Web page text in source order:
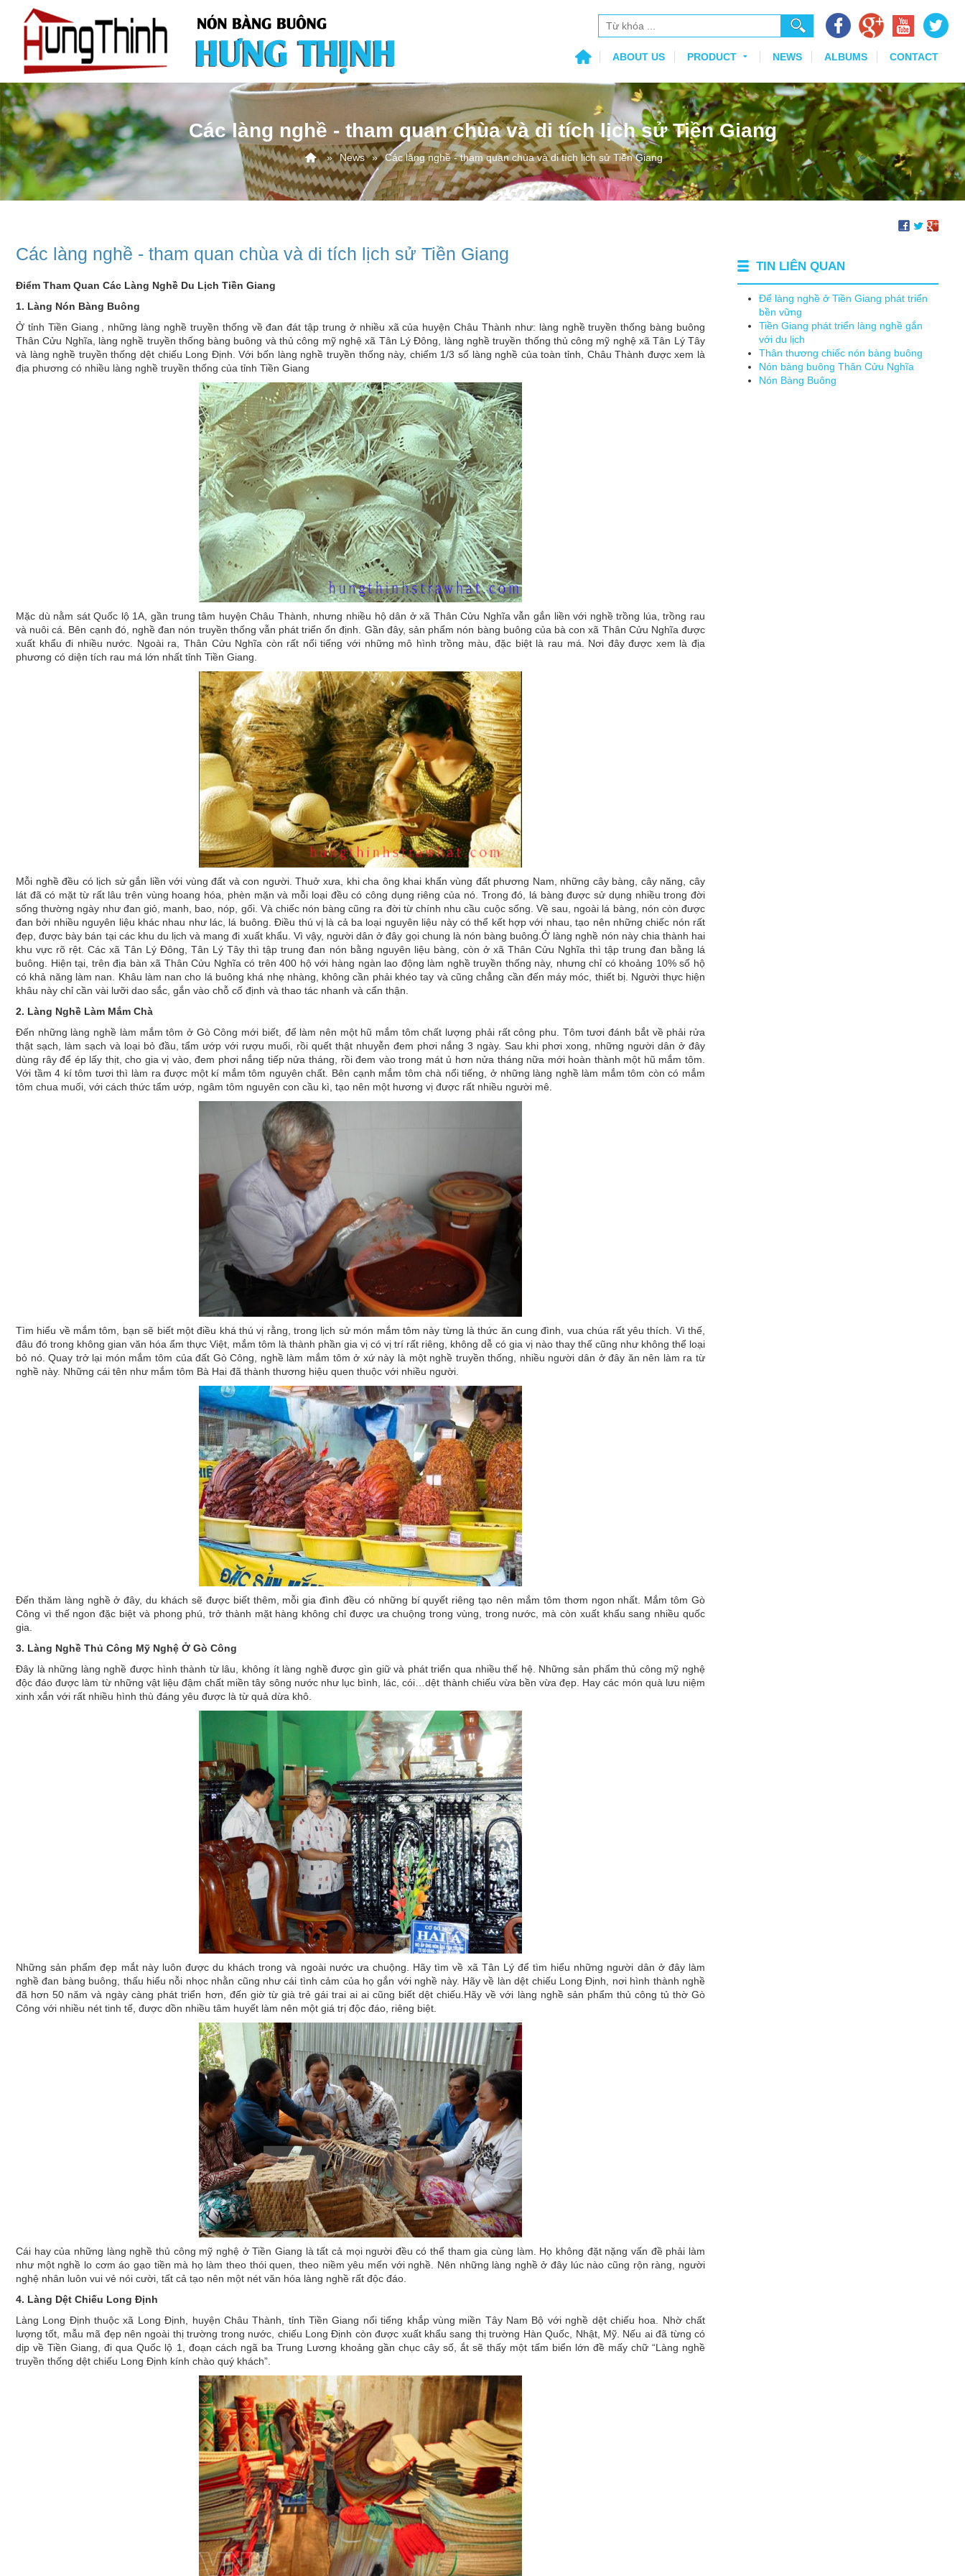
ABOUT US PRODUCT NEWS ALBUMS CONTACT
Các làng nghề - tham quan chùa và di tích lịch sử Tiền Giang
News Các làng nghề - tham quan chùa và di tích lịch sử Tiền Giang
Các làng nghề - tham quan chùa và di tích lịch sử Tiền Giang
Điểm Tham Quan Các Làng Nghề Du Lịch Tiền Giang
1. Làng Nón Bàng Buông
Ở tỉnh Tiền Giang , những làng nghề truyền thống về đan đát tập trung ở nhiều xã của huyện Châu Thành như: làng nghề truyền thống bàng buông
Thân Cửu Nghĩa, làng nghề truyền thống bàng buông và thủ công mỹ nghệ xã Tân Lý Đông, làng nghề truyền thống thủ công mỹ nghệ xã Tân Lý Tây
và làng nghề truyền thống dệt chiếu Long Định. Với bốn làng nghề truyền thống này, chiếm 1/3 số làng nghề của toàn tỉnh, Châu Thành được xem là
địa phương có nhiều làng nghề truyền thống của tỉnh Tiền Giang
Mặc dù nằm sát Quốc lộ 1A, gần trung tâm huyện Châu Thành, nhưng nhiều hộ dân ở xã Thân Cửu Nghĩa vẫn gắn liền với nghề trồng lúa, trồng rau
và nuôi cá. Bên cạnh đó, nghề đan nón truyền thống vẫn phát triển ổn định. Gần đây, sản phẩm nón bàng buông của bà con xã Thân Cửu Nghĩa được
xuất khẩu đi nhiều nước. Ngoài ra, Thân Cửu Nghĩa còn rất nổi tiếng với những mô hình trồng màu, đặc biệt là rau má. Nơi đây được xem là địa
phương có diện tích rau má lớn nhất tỉnh Tiền Giang.
Mỗi nghề đều có lịch sử gắn liền với vùng đất và con người. Thuở xưa, khi cha ông khai khẩn vùng đất phương Nam, những cây bàng, cây năng, cây
lát đã có mặt từ rất lâu trên vùng hoang hóa, phèn mặn và mỗi loại đều có công dụng riêng của nó. Trong đó, lá bàng được sử dụng nhiều trong đời
sống thường ngày như đan giỏ, manh, bao, nóp, gối. Và chiếc nón bàng cũng ra đời từ chính nhu cầu cuộc sống. Về sau, ngoài lá bàng, nón còn được
đan bởi nhiều nguyên liệu khác nhau như lác, lá buông. Điều thú vị là cả ba loại nguyên liệu này có thể kết hợp với nhau, tạo nên những chiếc nón rất
đẹp, được bày bán tại các khu du lịch và mang đi xuất khẩu. Vì vậy, người dân ở đây gọi chung là nón bàng buông.Ở làng nghề nón này chia thành hai
khu vực rõ rệt. Các xã Tân Lý Đông, Tân Lý Tây thì tập trung đan nón bằng nguyên liệu bàng, còn ở xã Thân Cửu Nghĩa thì tập trung đan bằng lá
buông. Hiện tại, trên địa bàn xã Thân Cửu Nghĩa có trên 400 hộ với hàng ngàn lao động làm nghề truyền thống này, nhưng chỉ có khoảng 10% số hộ
có khả năng làm nan. Khâu làm nan cho lá buông khá nhẹ nhàng, không cần phải khéo tay và cũng chẳng cần đến máy móc, thiết bị. Người thực hiện
khâu này chỉ cần vài lưỡi dao sắc, gắn vào chỗ cố định và thao tác nhanh và cẩn thận.
2. Làng Nghề Làm Mắm Chà
Đến những làng nghề làm mắm tôm ở Gò Công mới biết, để làm nên một hũ mắm tôm chất lượng phải rất công phu. Tôm tươi đánh bắt về phải rửa
thật sạch, làm sạch và loại bỏ đầu, tẩm ướp với rượu muối, rồi quết thật nhuyễn đem phơi nắng 3 ngày. Sau khi phơi xong, những người dân ở đây
dùng rây để ép lấy thịt, cho gia vị vào, đem phơi nắng tiếp nửa tháng, rồi đem vào trong mát ủ hơn nửa tháng nữa mới hoàn thành một hũ mắm tôm.
Với tầm 4 kí tôm tươi thì làm ra được một kí mắm tôm nguyên chất. Bên cạnh mắm tôm chà nổi tiếng, ở những làng nghề làm mắm tôm còn có mắm
tôm chua muối, với cách thức tẩm ướp, ngâm tôm nguyên con cầu kì, tạo nên một hương vị được rất nhiều người mê.
Tìm hiểu về mắm tôm, bạn sẽ biết một điều khá thú vị rằng, trong lịch sử món mắm tôm này từng là thức ăn cung đình, vua chúa rất yêu thích. Vì thế,
đâu đó trong không gian văn hóa ẩm thực Việt, mắm tôm là thành phần gia vị có vị trí rất riêng, không dễ có gia vị nào thay thế cũng như không thể loại
bỏ nó. Quay trở lại món mắm tôm của đất Gò Công, nghề làm mắm tôm ở xứ này là một nghề truyền thống, nhiều người dân ở đây ăn nên làm ra từ
nghề này. Những cái tên như mắm tôm Bà Hai đã thành thương hiệu quen thuộc với nhiều người.
Đến thăm làng nghề ở đây, du khách sẽ được biết thêm, mỗi gia đình đều có những bí quyết riêng tạo nên mắm tôm thơm ngon nhất. Mắm tôm Gò
Công vì thế ngon đặc biệt và phong phú, trở thành mặt hàng không chỉ được ưa chuộng trong vùng, trong nước, mà còn xuất khẩu sang nhiều quốc
gia.
3. Làng Nghề Thủ Công Mỹ Nghệ Ở Gò Công
Đây là những làng nghề được hình thành từ lâu, không ít làng nghề được gìn giữ và phát triển qua nhiều thế hệ. Những sản phẩm thủ công mỹ nghệ
độc đáo được làm từ những vật liệu đậm chất miền tây sông nước như lục bình, lác, cói…dệt thành chiếu vừa bền vừa đẹp. Hay các món quà lưu niệm
xinh xắn với rất nhiều hình thù đáng yêu được là từ quả dừa khô.
Những sản phẩm đẹp mắt này luôn được du khách trong và ngoài nước ưa chuộng. Hãy tìm về xã Tân Lý để tìm hiểu những người dân ở đây làm
nghề đan bàng buông, thấu hiểu nỗi nhọc nhằn cũng như cái tình cảm của họ gắn với nghề này. Hãy về làn dệt chiếu Long Định, nơi hình thành nghề
đã hơn 50 năm và ngày càng phát triển hơn, đến giờ từ già trẻ gái trai ai ai cũng biết dệt chiếu.Hãy về với làng nghề sản phẩm thủ công tủ thờ Gò
Công với nhiều nét tinh tế, được dồn nhiều tâm huyết làm nên một giá trị độc đáo, riêng biệt.
Cái hay của những làng nghề thủ công mỹ nghệ ở Tiền Giang là tất cả mọi người đều có thể tham gia cùng làm. Họ không đặt nặng vấn đề phải làm
như một nghề lo cơm áo gạo tiền mà họ làm theo thói quen, theo niềm yêu mến với nghề. Nên những làng nghề ở đây lúc nào cũng rộn ràng, người
nghệ nhân luôn vui vẻ nói cười, tất cả tạo nên một nét văn hóa làng nghề rất độc đáo.
4. Làng Dệt Chiếu Long Định
Làng Long Định thuộc xã Long Định, huyện Châu Thành, tỉnh Tiền Giang nổi tiếng khắp vùng miền Tây Nam Bộ với nghề dệt chiếu hoa. Nhờ chất
lượng tốt, mẫu mã đẹp nên ngoài thị trường trong nước, chiếu Long Định còn được xuất khẩu sang thị trường Hàn Quốc, Nhật, Mỹ. Nếu ai đã từng có
dịp về Tiền Giang, đi qua Quốc lộ 1, đoạn cách ngã ba Trung Lương khoảng gần chục cây số, ắt sẽ thấy một tấm biển lớn đề mấy chữ “Làng nghề
truyền thống dệt chiếu Long Định kính chào quý khách”.
TIN LIÊN QUAN
Ðể làng nghề ở Tiền Giang phát triển
bền vững
Tiền Giang phát triển làng nghề gắn
với du lịch
Thân thương chiếc nón bàng buông
Nón bàng buông Thân Cửu Nghĩa
Nón Bàng Buông